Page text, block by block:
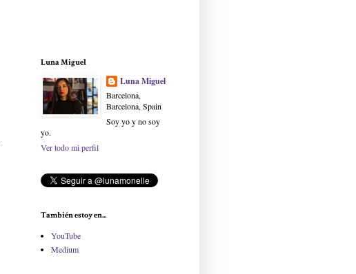
Luna Miguel
Luna Miguel
Barcelona,
Barcelona, Spain
Soy yo y no soy
yo.
Ver todo mi perfil
También estoy en...
YouTube
Medium